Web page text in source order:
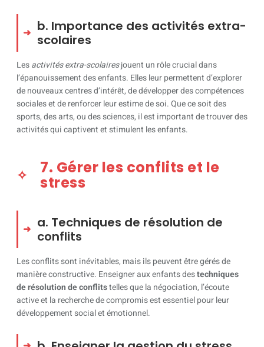
b. Importance des activités extra-
scolaires
Lesactivités extra-scolairesjouent un rôle crucial dans
l’épanouissement des enfants. Elles leur permettent d’explorer
de nouveaux centres d’intérêt, de développer des compétences
sociales et de renforcer leur estime de soi. Que ce soit des
sports, des arts, ou des sciences, il est important de trouver des
activités qui captivent et stimulent les enfants.
7. Gérer les conflits et le
stress
a. Techniques de résolution de
conflits
Les conflits sont inévitables, mais ils peuvent être gérés de
manière constructive. Enseigner aux enfants destechniques
de résolution de conflitstelles que la négociation, l’écoute
active et la recherche de compromis est essentiel pour leur
développement social et émotionnel.